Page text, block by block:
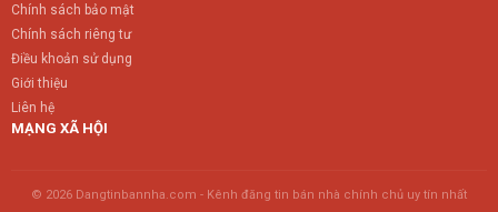
Chính sách bảo mật
Chính sách riêng tư
Điều khoản sử dụng
Giới thiệu
Liên hệ
MẠNG XÃ HỘI
© 2026 Dangtinbannha.com - Kênh đăng tin bán nhà chính chủ uy tín nhất